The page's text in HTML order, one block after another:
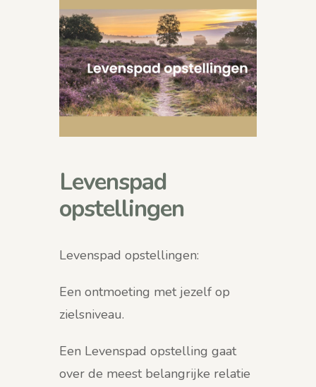
Levenspad
opstellingen
Levenspad opstellingen:
Een ontmoeting met jezelf op
zielsniveau.
Een Levenspad opstelling gaat
over de meest belangrijke relatie